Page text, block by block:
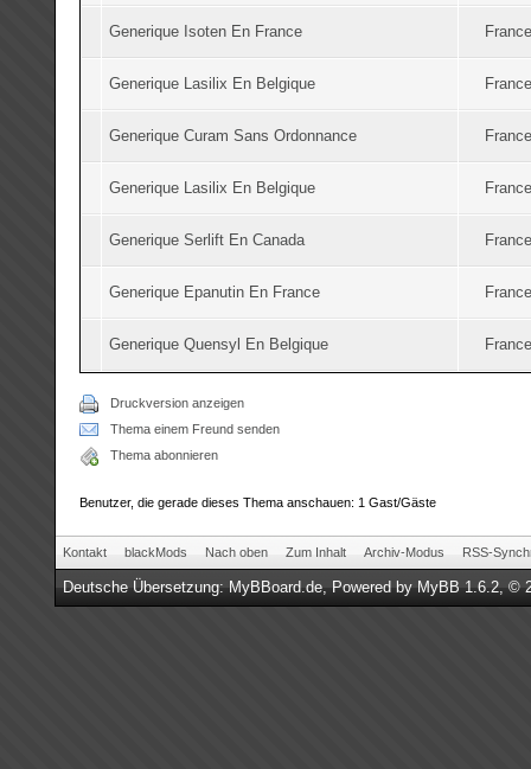
Generique Isoten En France
Generique Lasilix En Belgique
Generique Curam Sans Ordonnance
Generique Lasilix En Belgique
Generique Serlift En Canada
Generique Epanutin En France
Generique Quensyl En Belgique
Druckversion anzeigen
Thema einem Freund senden
Thema abonnieren
Benutzer, die gerade dieses Thema anschauen: 1 Gast/Gäste
Kontakt blackMods Nach oben Zum Inhalt Archiv-Modus RSS-
Deutsche Übersetzung:MyBBoard.de, Powered byMyBB 1.6.2, ©